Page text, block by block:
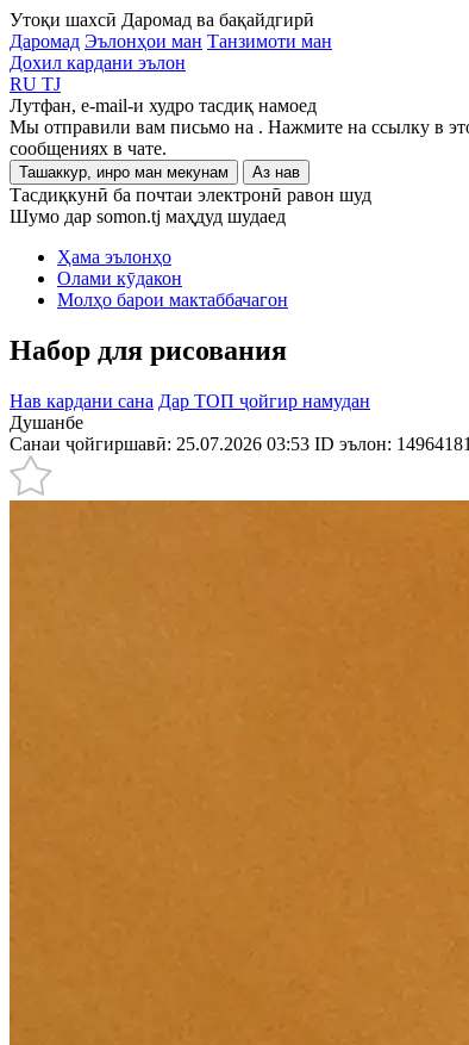
Утоқи шахсӣ Даромад ва бақайдгирӣ
Даромад Эълонҳои ман Танзимоти ман
Дохил кардани эълон
RU TJ
Лутфан, e-mail-и худро тасдиқ намоед
Мы отправили вам письмо на . Нажмите на ссылку в
сообщениях в чате.
Ташаккур, инро ман мекунам Аз нав
Тасдиқкунӣ ба почтаи электронӣ равон шуд
Шумо дар somon.tj маҳдуд шудаед
Ҳама эълонҳо
Олами кӯдакон
Молҳо барои мактаббачагон
Набор для рисования
Нав кардани сана Дар ТОП ҷойгир намудан
Душанбе
Санаи ҷойгиршавӣ: 25.07.2026 03:53 ID эълон: 14964181